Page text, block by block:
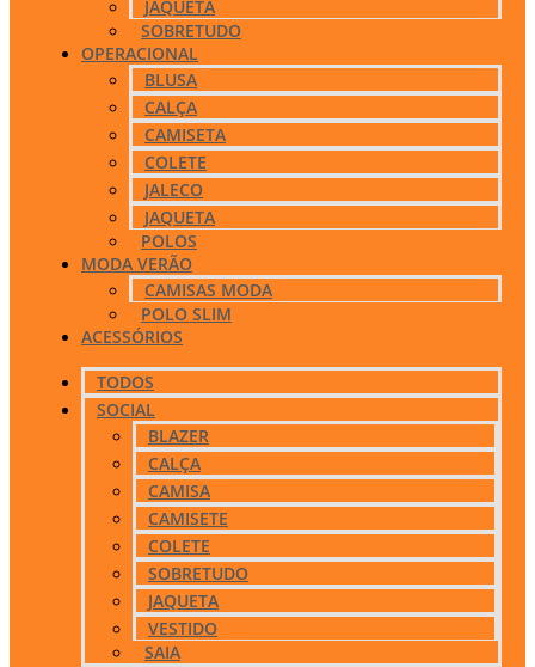
JAQUETA
SOBRETUDO
OPERACIONAL
BLUSA
CALÇA
CAMISETA
COLETE
JALECO
JAQUETA
POLOS
MODA VERÃO
CAMISAS MODA
POLO SLIM
ACESSÓRIOS
TODOS
SOCIAL
BLAZER
CALÇA
CAMISA
CAMISETE
COLETE
SOBRETUDO
JAQUETA
VESTIDO
SAIA